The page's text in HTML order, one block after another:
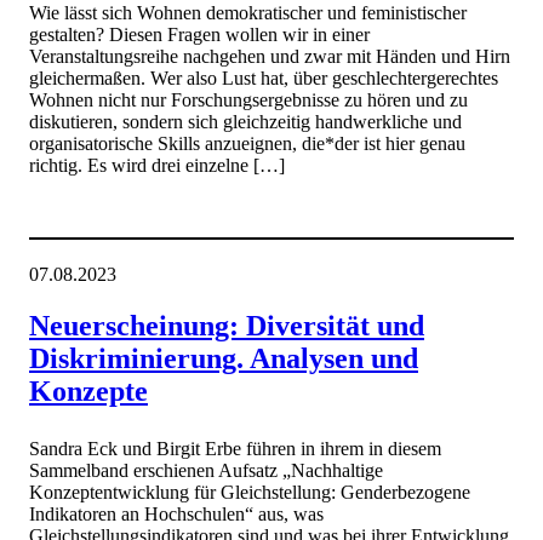
Wie lässt sich Wohnen demokratischer und feministischer
gestalten? Diesen Fragen wollen wir in einer
Veranstaltungsreihe nachgehen und zwar mit Händen und Hirn
gleichermaßen. Wer also Lust hat, über geschlechtergerechtes
Wohnen nicht nur Forschungsergebnisse zu hören und zu
diskutieren, sondern sich gleichzeitig handwerkliche und
organisatorische Skills anzueignen, die*der ist hier genau
richtig. Es wird drei einzelne […]
07.08.2023
Neuerscheinung: Diversität und
Diskriminierung. Analysen und
Konzepte
Sandra Eck und Birgit Erbe führen in ihrem in diesem
Sammelband erschienen Aufsatz „Nachhaltige
Konzeptentwicklung für Gleichstellung: Genderbezogene
Indikatoren an Hochschulen“ aus, was
Gleichstellungsindikatoren sind und was bei ihrer Entwicklung